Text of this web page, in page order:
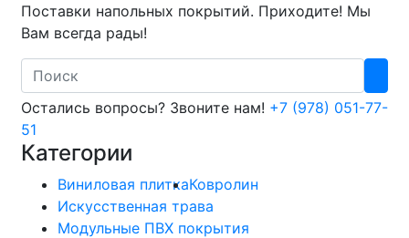
Поставки напольных покрытий. Приходите! Мы
Вам всегда рады!
Search
Остались вопросы? Звоните нам! +7 (978) 051-77-
51
Категории
Виниловая плиткаКовролин
Искусственная трава
Модульные ПВХ покрытия